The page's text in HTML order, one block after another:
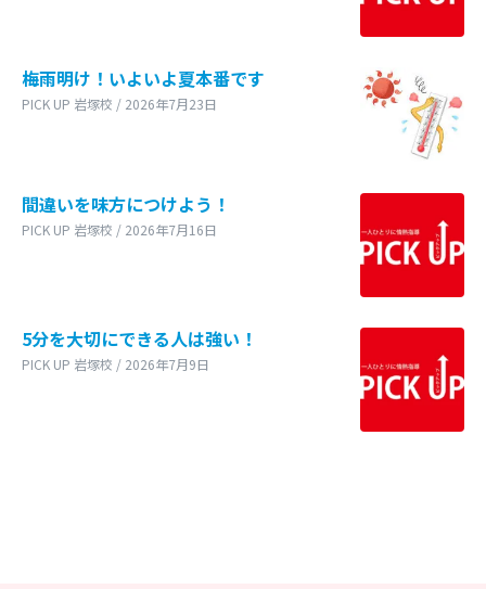
梅雨明け！いよいよ夏本番です
PICK UP 岩塚校 / 2026年7月23日
間違いを味方につけよう！
PICK UP 岩塚校 / 2026年7月16日
5分を大切にできる人は強い！
PICK UP 岩塚校 / 2026年7月9日